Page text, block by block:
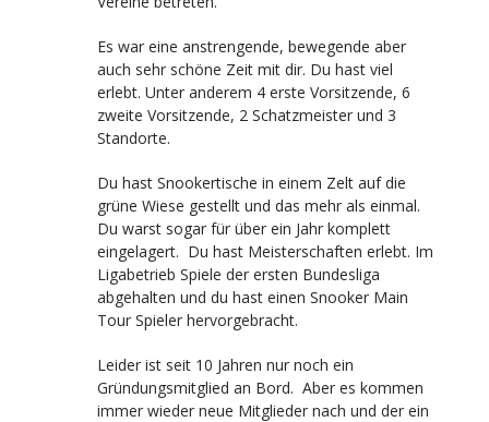
Es war eine anstrengende, bewegende aber
auch sehr schöne Zeit mit dir. Du hast viel
erlebt. Unter anderem 4 erste Vorsitzende, 6
zweite Vorsitzende, 2 Schatzmeister und 3
Standorte.
Du hast Snookertische in einem Zelt auf die
grüne Wiese gestellt und das mehr als einmal.
Du warst sogar für über ein Jahr komplett
eingelagert. Du hast Meisterschaften erlebt. Im
Ligabetrieb Spiele der ersten Bundesliga
abgehalten und du hast einen Snooker Main
Tour Spieler hervorgebracht.
Leider ist seit 10 Jahren nur noch ein
Gründungsmitglied an Bord. Aber es kommen
immer wieder neue Mitglieder nach und der ein